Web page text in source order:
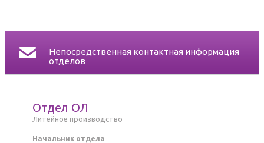
Непосредственная контактная информация
отделов
Отдел ОЛ
Литейное производство
Начальник отдела